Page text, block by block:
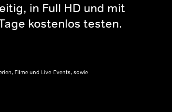
in Full HD und mit
kostenlos testen.
Filme und Live-Events, sowie